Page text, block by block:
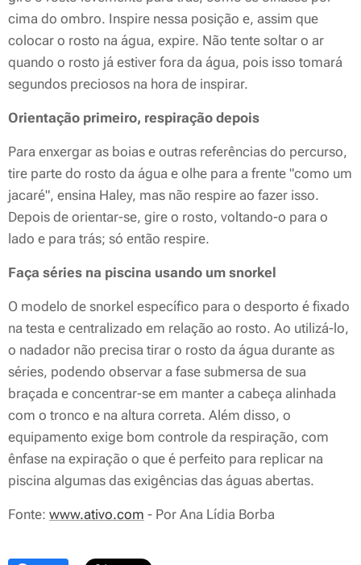
cima do ombro. Inspire nessa posição e, assim que
colocar o rosto na água, expire. Não tente soltar o ar
quando o rosto já estiver fora da água, pois isso tomará
segundos preciosos na hora de inspirar.
Orientação primeiro, respiração depois
Para enxergar as boias e outras referências do percurso,
tire parte do rosto da água e olhe para a frente "como um
jacaré", ensina Haley, mas não respire ao fazer isso.
Depois de orientar-se, gire o rosto, voltando-o para o
lado e para trás; só então respire.
Faça séries na piscina usando um snorkel
O modelo de snorkel específico para o desporto é fixado
na testa e centralizado em relação ao rosto. Ao utilizá-lo,
o nadador não precisa tirar o rosto da água durante as
séries, podendo observar a fase submersa de sua
braçada e concentrar-se em manter a cabeça alinhada
com o tronco e na altura correta. Além disso, o
equipamento exige bom controle da respiração, com
ênfase na expiração o que é perfeito para replicar na
piscina algumas das exigências das águas abertas.
Fonte: www.ativo.com - Por Ana Lídia Borba